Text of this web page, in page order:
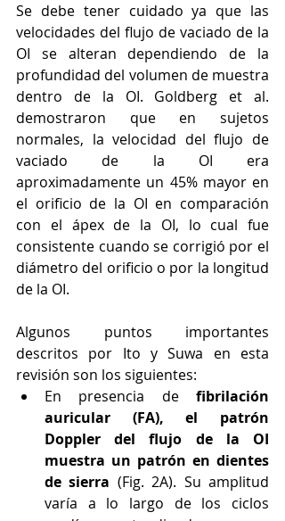
Se debe tener cuidado ya que las
velocidades del flujo de vaciado de la
OI se alteran dependiendo de la
profundidad del volumen de muestra
dentro de la OI. Goldberg et al.
demostraron que en sujetos
normales, la velocidad del flujo de
vaciado de la OI era
aproximadamente un 45% mayor en
el orificio de la OI en comparación
con el ápex de la OI, lo cual fue
consistente cuando se corrigió por el
diámetro del orificio o por la longitud
de la OI.
Algunos puntos importantes
descritos por Ito y Suwa en esta
revisión son los siguientes:
En presencia de fibrilación
auricular (FA), el patrón
Doppler del flujo de la OI
muestra un patrón en dientes
de sierra (Fig. 2A). Su amplitud
varía a lo largo de los ciclos